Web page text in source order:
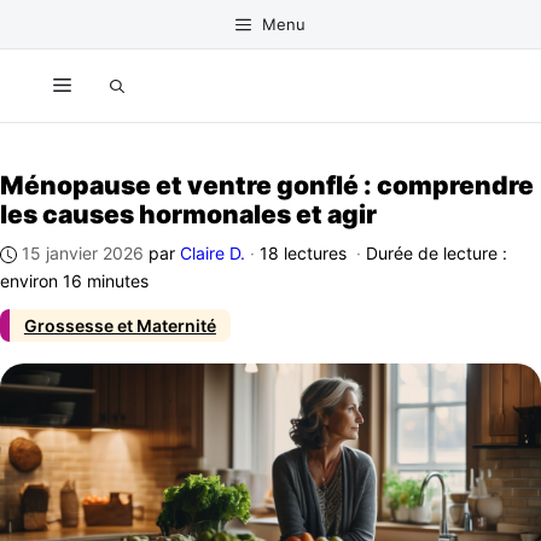
Menu
Menu
Grossesse et Maternité
Ménopause et ventre gonflé : comprendre
les causes hormonales et agir
15 janvier 2026 par Claire D. · 18 lectures · Durée de lecture :
environ 16 minutes